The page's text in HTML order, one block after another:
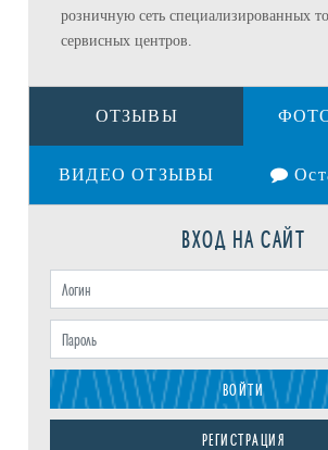
ВХОД НА САЙТ
ВОЙТИ
РЕГИСТРАЦИЯ
розничную сеть специализированных
сервисных центров.
ОТЗЫВЫ
ВИДЕО ОТЗЫВЫ